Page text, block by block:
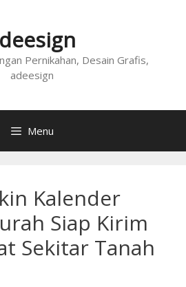
Pernikahan, Desain Grafis,
adeesign
Menu
Kalender
Siap Kirim
Sekitar Tanah